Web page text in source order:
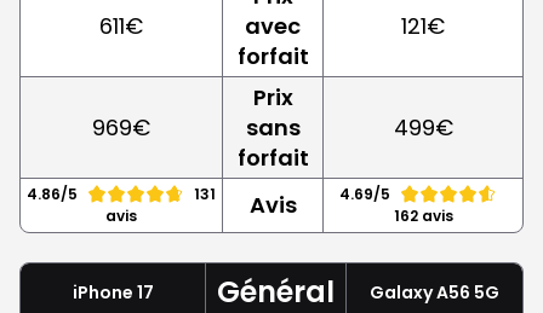
611€
avec
forfait
121€
969€
Prix
sans
forfait
499€
4.86/5
131
avis
Avis
4.69/5
162 avis
iPhone 17 Général Galaxy A56 5G